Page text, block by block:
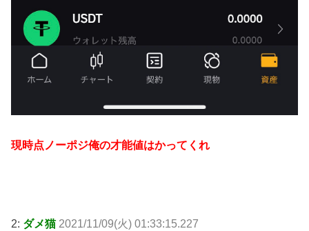
現時点ノーポジ俺の才能値はかってくれ
2: ダメ猫 2021/11/09(火) 01:33:15.227